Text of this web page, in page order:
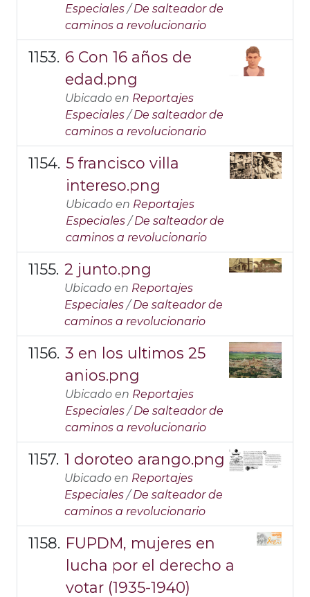
Especiales /De salteador de
caminos a revolucionario
6 Con 16 años de
edad.png
Ubicado en Reportajes
Especiales /De salteador de
caminos a revolucionario
5 francisco villa
intereso.png
Ubicado en Reportajes
Especiales /De salteador de
caminos a revolucionario
2 junto.png
Ubicado en Reportajes
Especiales /De salteador de
caminos a revolucionario
3 en los ultimos 25
anios.png
Ubicado en Reportajes
Especiales /De salteador de
caminos a revolucionario
1 doroteo arango.png
Ubicado en Reportajes
Especiales /De salteador de
caminos a revolucionario
FUPDM, mujeres en
lucha por el derecho a
votar (1935-1940)